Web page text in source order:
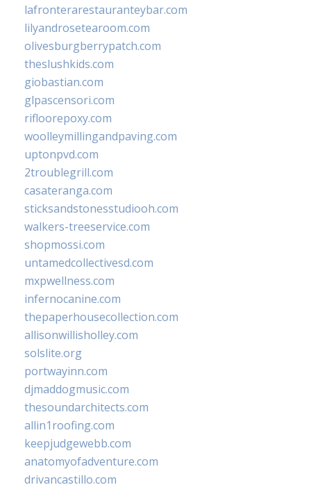
lafronterarestauranteybar.com
lilyandrosetearoom.com
olivesburgberrypatch.com
theslushkids.com
giobastian.com
glpascensori.com
rifloorepoxy.com
woolleymillingandpaving.com
uptonpvd.com
2troublegrill.com
casateranga.com
sticksandstonesstudiooh.com
walkers-treeservice.com
shopmossi.com
untamedcollectivesd.com
mxpwellness.com
infernocanine.com
thepaperhousecollection.com
allisonwillisholley.com
solslite.org
portwayinn.com
djmaddogmusic.com
thesoundarchitects.com
allin1roofing.com
keepjudgewebb.com
anatomyofadventure.com
drivancastillo.com